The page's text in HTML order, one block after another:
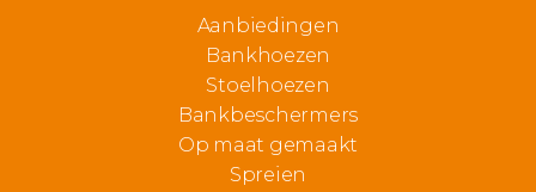
Aanbiedingen
Bankhoezen
Stoelhoezen
Bankbeschermers
Op maat gemaakt
Spreien